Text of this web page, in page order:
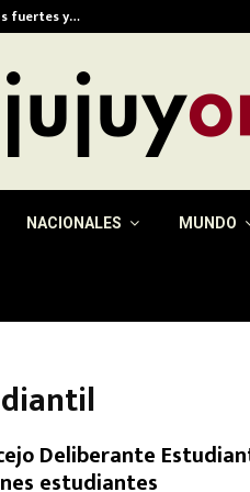
fuertes y…
NACIONALES MUNDO
Deliberante
estudiantes